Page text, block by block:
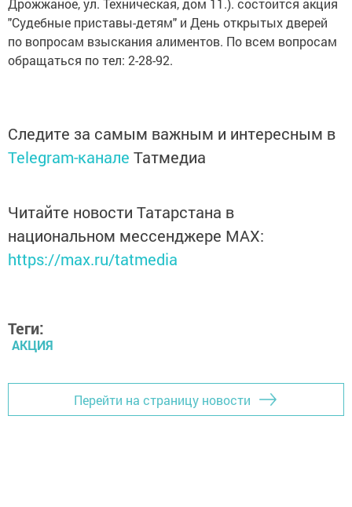
Дрожжаное, ул. Техническая, дом 11.). состоится акция
"Судебные приставы-детям" и День открытых дверей
по вопросам взыскания алиментов. По всем вопросам
обращаться по тел: 2-28-92.
Следите за самым важным и интересным в
Telegram-канале Татмедиа
Читайте новости Татарстана в
национальном мессенджере MАХ:
https://max.ru/tatmedia
Теги:
АКЦИЯ
Перейти на страницу новости